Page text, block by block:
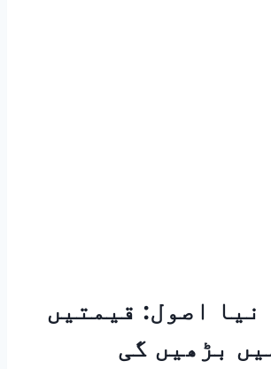
کا نیا اصول: قیمتیں
بڑھیں گی